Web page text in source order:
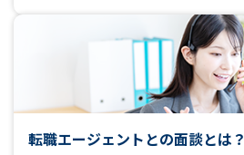
転職エージェントとの面談とは？